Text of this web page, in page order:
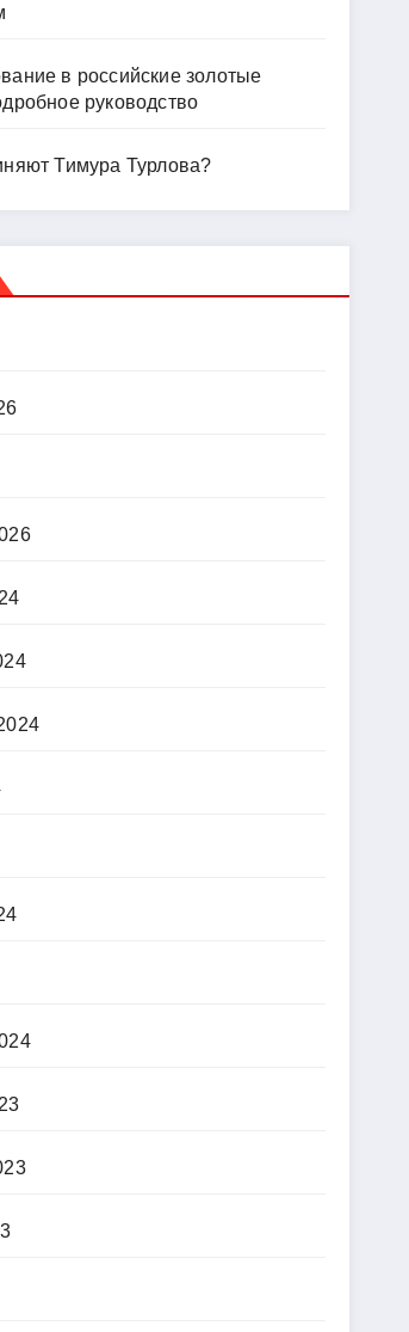
в российские золотые
руководство
Тимура Турлова?